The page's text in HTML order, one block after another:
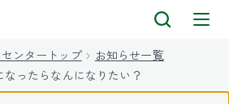
ンタートップ
お知らせ一覧
なったらなんになりたい？